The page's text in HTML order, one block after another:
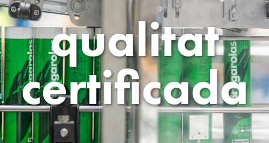
qualitat
certificada